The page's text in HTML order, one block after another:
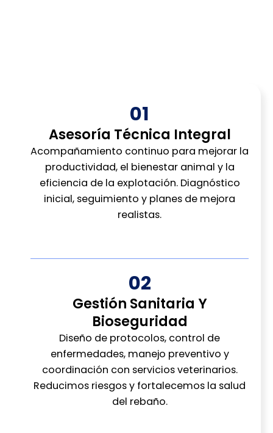
01
Asesoría Técnica Integral
Acompañamiento continuo para mejorar la
productividad, el bienestar animal y la
eficiencia de la explotación. Diagnóstico
inicial, seguimiento y planes de mejora
realistas.
02
Gestión Sanitaria Y
Bioseguridad
Diseño de protocolos, control de
enfermedades, manejo preventivo y
coordinación con servicios veterinarios.
Reducimos riesgos y fortalecemos la salud
del rebaño.